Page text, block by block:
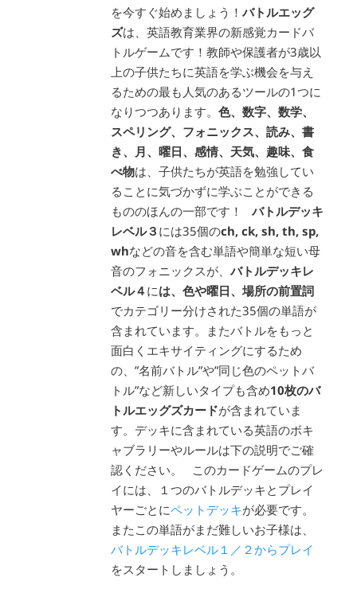
を今すぐ始めましょう！バトルエッグ
ズは、英語教育業界の新感覚カードバ
トルゲームです！教師や保護者が3歳以
上の子供たちに英語を学ぶ機会を与え
るための最も人気のあるツールの1つに
なりつつあります。色、数字、数学、
スペリング、フォニックス、読み、書
き、月、曜日、感情、天気、趣味、食
べ物は、子供たちが英語を勉強してい
ることに気づかずに学ぶことができる
もののほんの一部です！バトルデッキ
レベル３ には35個のch, ck, sh, th, sp,
whなどの音を含む単語や簡単な短い母
音のフォニックスが、バトルデッキレ
ベル４ には、色や曜日、場所の前置詞
でカテゴリー分けされた35個の単語が
含まれています。またバトルをもっと
面白くエキサイティングにするため
の、”名前バトル”や”同じ色のペットバ
トル”など新しいタイプも含め10枚のバ
トルエッグズカードが含まれていま
す。デッキに含まれている英語のボキ
ャブラリーやルールは下の説明でご確
認ください。 このカードゲームのプレ
イには、１つのバトルデッキとプレイ
ヤーごとにペットデッキが必要です。
またこの単語がまだ難しいお子様は、
バトルデッキレベル１／２からプレイ
をスタートしましょう。